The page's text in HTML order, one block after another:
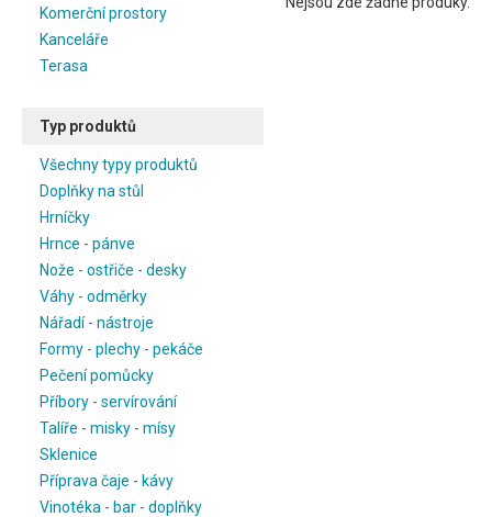
Komerční prostory
Kanceláře
Terasa
Typ produktů
Všechny typy produktů
Doplňky na stůl
Hrníčky
Hrnce - pánve
Nože - ostřiče - desky
Váhy - odměrky
Nářadí - nástroje
Formy - plechy - pekáče
Pečení pomůcky
Příbory - servírování
Talíře - misky - mísy
Sklenice
Příprava čaje - kávy
Vinotéka - bar - doplňky